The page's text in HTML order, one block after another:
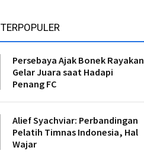
TERPOPULER
Persebaya Ajak Bonek Rayakan
Gelar Juara saat Hadapi
Penang FC
Alief Syachviar: Perbandingan
Pelatih Timnas Indonesia, Hal
Wajar